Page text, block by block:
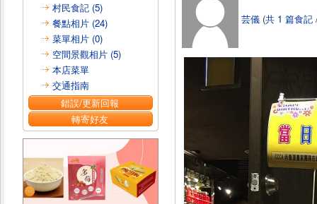
村民食記 (5)
餐點相片 (24)
菜單相片 (0)
空間景觀相片 (5)
本店菜單
交通指南
錯誤/更新回報
轉寄好友
芸儀 (共 1 篇食記